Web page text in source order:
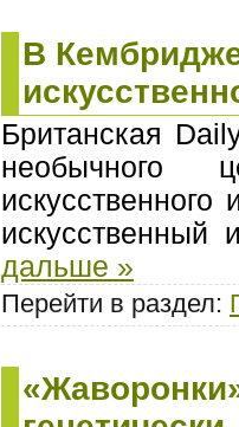
В
Британская
необычного
искусственный
дальше »
Перейти в раздел: